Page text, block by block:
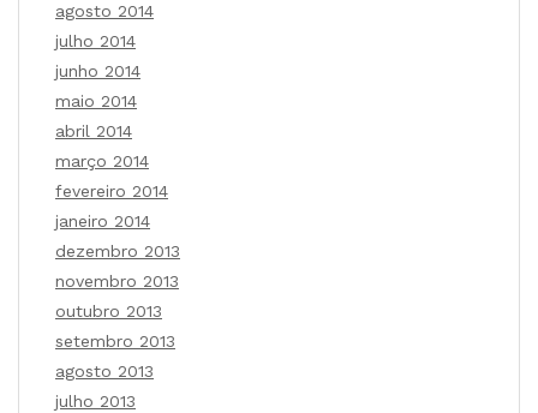
agosto 2014
julho 2014
junho 2014
maio 2014
abril 2014
março 2014
fevereiro 2014
janeiro 2014
dezembro 2013
novembro 2013
outubro 2013
setembro 2013
agosto 2013
julho 2013